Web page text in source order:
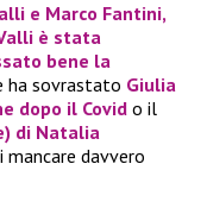
e Marco Fantini,
è stata
bene la
ha sovrastato Giulia
dopo il Covido il
di Natalia
davvero